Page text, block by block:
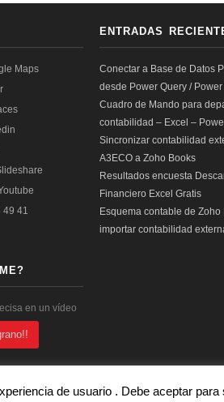
en un vídeo
ENTRADAS
Conectar a Base de Datos
desde Power Query / Power
Cuadro de Mando para
contabilidad – Excel –
Sincronizar contabilidad
A3ECO a Zoho Books
Resultados encuesta
Financiero Excel Gratis
Esquema contable de Zoho
importar contabilidad
de usuario . Debe aceptar para